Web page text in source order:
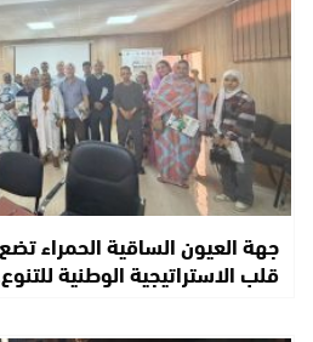
جهة العيون الساقية الحمراء تضع
قلب الاستراتيجية الوطنية